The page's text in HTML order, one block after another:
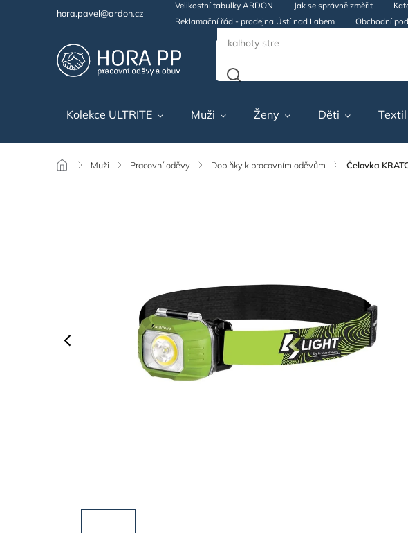
hora.pavel@ardon.cz
Velikostní tabulky ARDON Jak se správně změřit
Reklamační řád - prodejna Ústí nad Labem
Obchodní
Kolekce ULTRITE Muži Ženy Děti
/ Muži / Pracovní oděvy / Doplňky k pracovním oděvům / Čelovka